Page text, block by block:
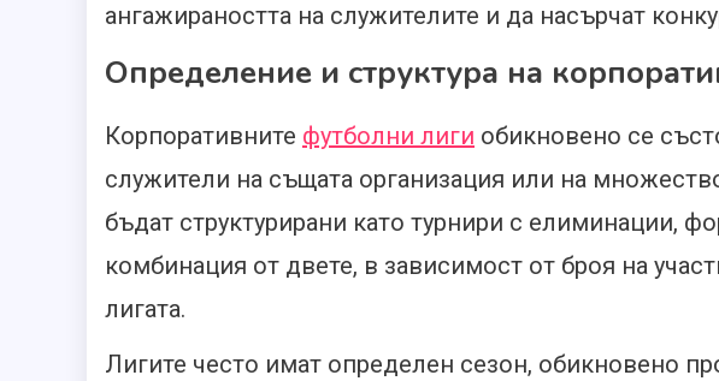
ангажираността на служителите и да насърчат
Определение и структура на
Корпоративните футболни лиги обикновено се
служители на същата организация или на
бъдат структурирани като турнири с елиминации,
комбинация от двете, в зависимост от броя на
лигата.
Лигите често имат определен сезон, обикновено